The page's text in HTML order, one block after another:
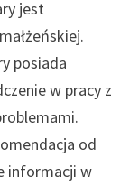
jest
posiada
w pracy z
od
informacji w